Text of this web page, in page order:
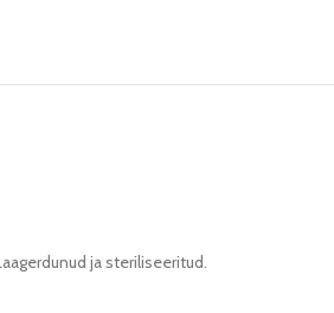
ja steriliseeritud.